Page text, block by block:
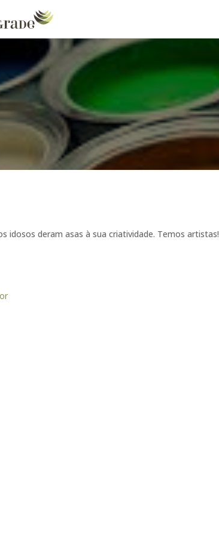
idosos deram asas à sua criatividade. Temos artistas!